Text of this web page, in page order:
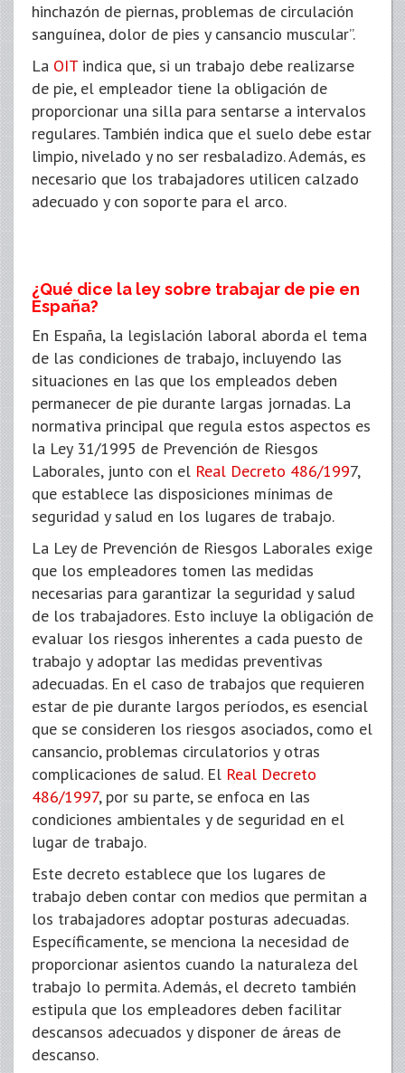
hinchazón de piernas, problemas de circulación
sanguínea, dolor de pies y cansancio muscular”.
La OIT indica que, si un trabajo debe realizarse
de pie, el empleador tiene la obligación de
proporcionar una silla para sentarse a intervalos
regulares. También indica que el suelo debe estar
limpio, nivelado y no ser resbaladizo. Además, es
necesario que los trabajadores utilicen calzado
adecuado y con soporte para el arco.
¿Qué dice la ley sobre trabajar de pie en
España?
En España, la legislación laboral aborda el tema
de las condiciones de trabajo, incluyendo las
situaciones en las que los empleados deben
permanecer de pie durante largas jornadas. La
normativa principal que regula estos aspectos es
la Ley 31/1995 de Prevención de Riesgos
Laborales, junto con el Real Decreto 486/1997,
que establece las disposiciones mínimas de
seguridad y salud en los lugares de trabajo.
La Ley de Prevención de Riesgos Laborales exige
que los empleadores tomen las medidas
necesarias para garantizar la seguridad y salud
de los trabajadores. Esto incluye la obligación de
evaluar los riesgos inherentes a cada puesto de
trabajo y adoptar las medidas preventivas
adecuadas. En el caso de trabajos que requieren
estar de pie durante largos períodos, es esencial
que se consideren los riesgos asociados, como el
cansancio, problemas circulatorios y otras
complicaciones de salud. El Real Decreto
486/1997, por su parte, se enfoca en las
condiciones ambientales y de seguridad en el
lugar de trabajo.
Este decreto establece que los lugares de
trabajo deben contar con medios que permitan a
los trabajadores adoptar posturas adecuadas.
Específicamente, se menciona la necesidad de
proporcionar asientos cuando la naturaleza del
trabajo lo permita. Además, el decreto también
estipula que los empleadores deben facilitar
descansos adecuados y disponer de áreas de
descanso.